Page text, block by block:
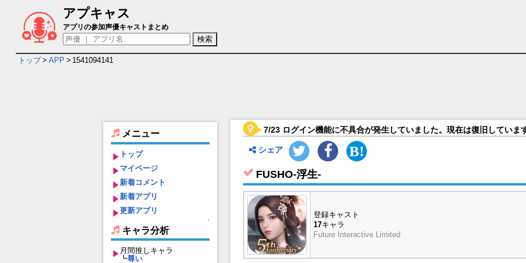
アプキャス
FUSHO-浮生- キャラ＆声優（CV）一覧
アプリの参加声優キャストまとめ
トップ> APP > 1541094141
メニュー
トップ
マイページ
新着コメント
新着アプリ
更新アプリ
↑
キャラ分析
月間推しキャラ
┗尊い
7/23 ログイン機能に不具合が発生していました。現在は復旧していま
シェア
FUSHO-浮生-
登録キャスト
17キャラ
Future Interactive Limited